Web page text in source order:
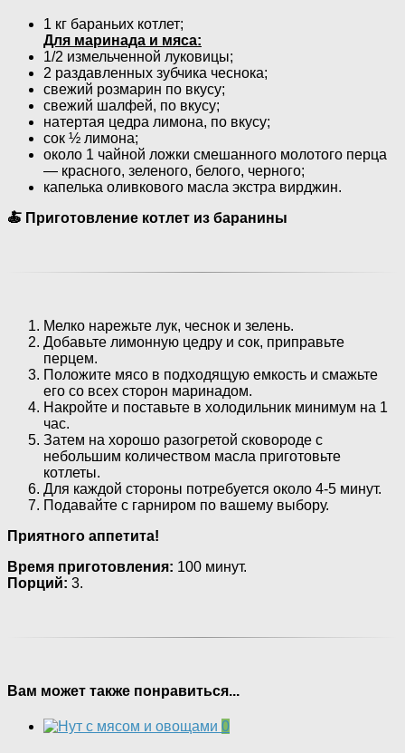
1 кг бараньих котлет;
Для маринада и мяса:
1/2 измельченной луковицы;
2 раздавленных зубчика чеснока;
свежий розмарин по вкусу;
свежий шалфей, по вкусу;
натертая цедра лимона, по вкусу;
сок ½ лимона;
около 1 чайной ложки смешанного молотого перца
— красного, зеленого, белого, черного;
капелька оливкового масла экстра вирджин.
🍝 Приготовление котлет из баранины
Мелко нарежьте лук, чеснок и зелень.
Добавьте лимонную цедру и сок, приправьте
перцем.
Положите мясо в подходящую емкость и смажьте
его со всех сторон маринадом.
Накройте и поставьте в холодильник минимум на 1
час.
Затем на хорошо разогретой сковороде с
небольшим количеством масла приготовьте
котлеты.
Для каждой стороны потребуется около 4-5 минут.
Подавайте с гарниром по вашему выбору.
Приятного аппетита!
Время приготовления: 100 минут.
Порций: 3.
Вам может также понравиться...
0